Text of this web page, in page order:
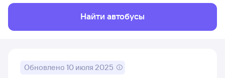
Найти автобусы
Обновлено 10 июля 2025